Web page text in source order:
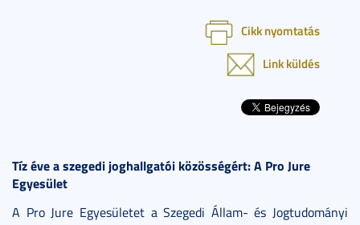
Cikk nyomtatás
Link küldés
Tíz éve a szegedi joghallgatói közösségért: A Pro Jure
Egyesület
A Pro Jure Egyesületet a Szegedi Állam- és Jogtudományi